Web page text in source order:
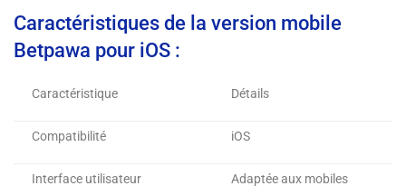
Caractéristiques de la version mobile
Betpawa pour iOS :
Caractéristique Détails
Compatibilité iOS
Interface utilisateur Adaptée aux mobiles